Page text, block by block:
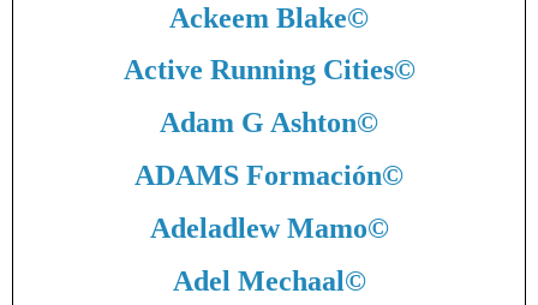
Ackeem Blake©
Active Running Cities©
Adam G Ashton©
ADAMS Formación©
Adeladlew Mamo©
Adel Mechaal©